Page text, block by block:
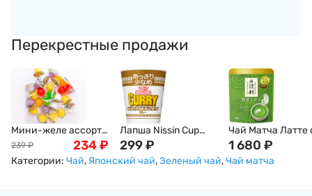
Перекрестные продажи
Мини-желе ассорти
тропических вкусов
New Choice, 400г
239 ₽ 234₽
Лапша Nissin Cup
Noodle карри, 70г,
Япония
299₽
Чай Матча Латте
молоком Kataoka
Tsujiri, 200г,
1 680 ₽
Категории: Чай, Японский чай,Зеленый чай,Чай матча